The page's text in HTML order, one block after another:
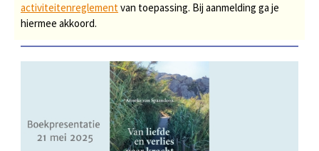
activiteitenreglementvan toepassing. Bij aanmelding ga je
hiermee akkoord.